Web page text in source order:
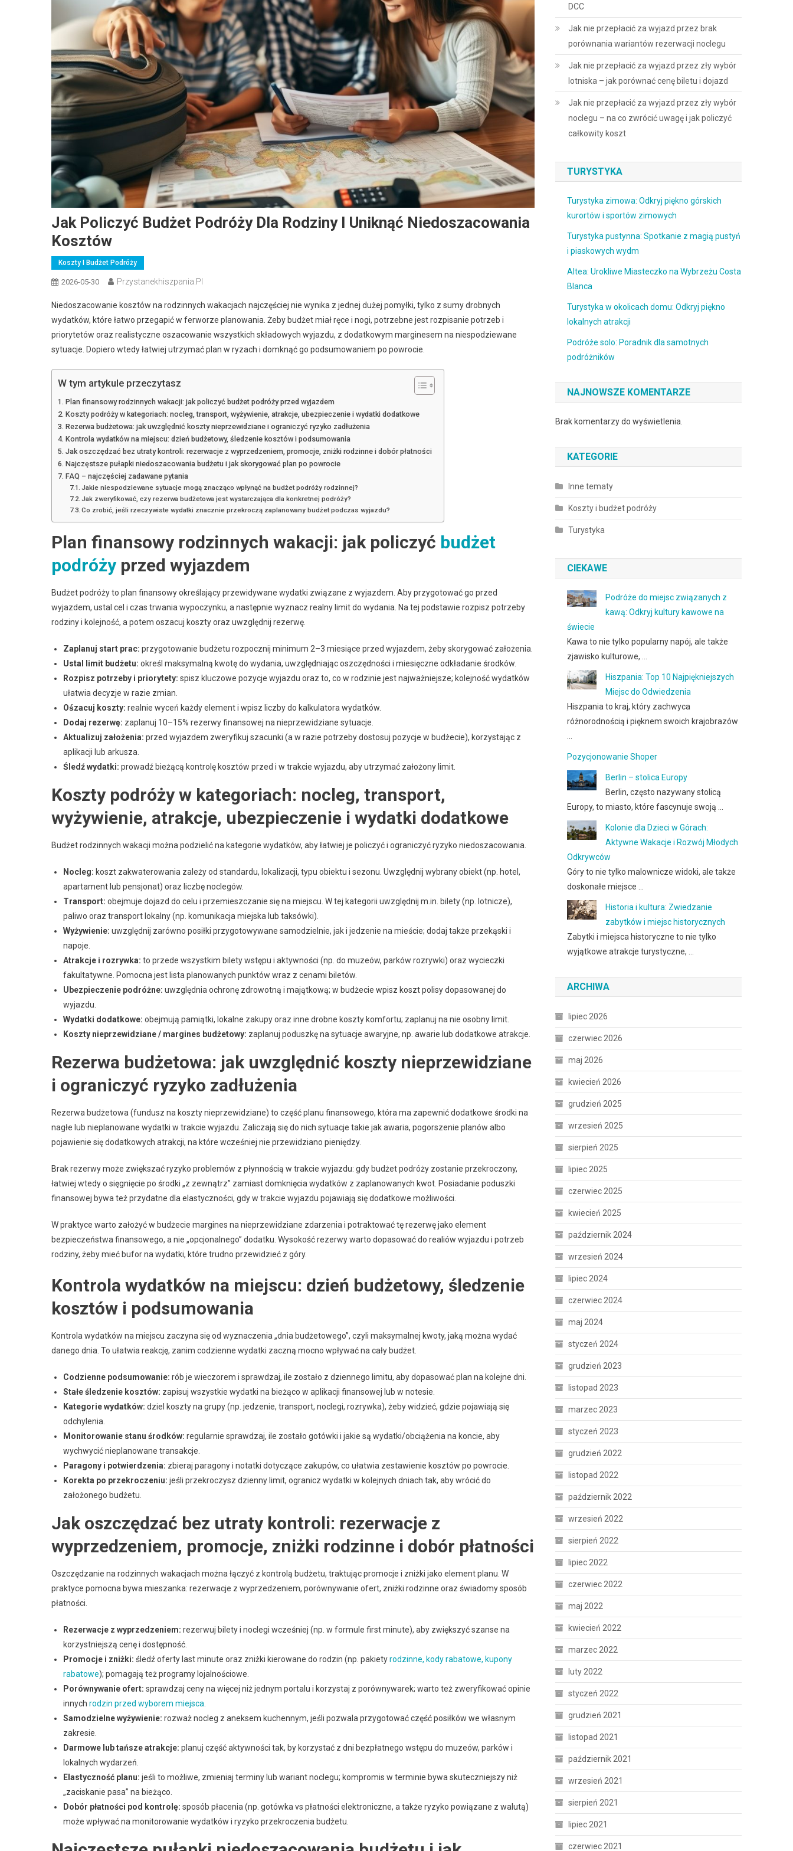
Jak Policzyć Budżet Podróży Dla Rodziny I Uniknąć Niedoszacowania
Kosztów
Koszty I Budżet Podróży
2026-05-30 Przystanekhiszpania.pl
Niedoszacowanie kosztów na rodzinnych wakacjach najczęściej nie wynika z jednej dużej pomyłki, tylko z sumy drobnych
wydatków, które łatwo przegapić w ferworze planowania. Żeby budżet miał ręce i nogi, potrzebne jest rozpisanie potrzeb i
priorytetów oraz realistyczne oszacowanie wszystkich składowych wyjazdu, z dodatkowym marginesem na niespodziewane
sytuacje. Dopiero wtedy łatwiej utrzymać plan w ryzach i domknąć go podsumowaniem po powrocie.
W tym artykule przeczytasz
Plan finansowy rodzinnych wakacji: jak policzyć budżet podróży przed wyjazdem
Koszty podróży w kategoriach: nocleg, transport, wyżywienie, atrakcje, ubezpieczenie i wydatki dodatkowe
Rezerwa budżetowa: jak uwzględnić koszty nieprzewidziane i ograniczyć ryzyko zadłużenia
Kontrola wydatków na miejscu: dzień budżetowy, śledzenie kosztów i podsumowania
Jak oszczędzać bez utraty kontroli: rezerwacje z wyprzedzeniem, promocje, zniżki rodzinne i dobór płatności
Najczęstsze pułapki niedoszacowania budżetu i jak skorygować plan po powrocie
FAQ – najczęściej zadawane pytania
Jakie niespodziewane sytuacje mogą znacząco wpłynąć na budżet podróży rodzinnej?
Jak zweryfikować, czy rezerwa budżetowa jest wystarczająca dla konkretnej podróży?
Co zrobić, jeśli rzeczywiste wydatki znacznie przekroczą zaplanowany budżet podczas wyjazdu?
Plan finansowy rodzinnych wakacji: jak policzyć budżet
podróżyprzed wyjazdem
Budżet podróży to plan finansowy określający przewidywane wydatki związane z wyjazdem. Aby przygotować go przed
wyjazdem, ustal cel i czas trwania wypoczynku, a następnie wyznacz realny limit do wydania. Na tej podstawie rozpisz potrzeby
rodziny i kolejność, a potem oszacuj koszty oraz uwzględnij rezerwę.
Zaplanuj start prac: przygotowanie budżetu rozpocznij minimum 2–3 miesiące przed wyjazdem, żeby skorygować założenia.
Ustal limit budżetu: określ maksymalną kwotę do wydania, uwzględniając oszczędności i miesięczne odkładanie środków.
Rozpisz potrzeby i priorytety: spisz kluczowe pozycje wyjazdu oraz to, co w rodzinie jest najważniejsze; kolejność wydatków
ułatwia decyzje w razie zmian.
Ośzacuj koszty: realnie wyceń każdy element i wpisz liczby do kalkulatora wydatków.
Dodaj rezerwę: zaplanuj 10–15% rezerwy finansowej na nieprzewidziane sytuacje.
Aktualizuj założenia: przed wyjazdem zweryfikuj szacunki (a w razie potrzeby dostosuj pozycje w budżecie), korzystając z
aplikacji lub arkusza.
Śledź wydatki: prowadź bieżącą kontrolę kosztów przed i w trakcie wyjazdu, aby utrzymać założony limit.
Koszty podróży w kategoriach: nocleg, transport,
wyżywienie, atrakcje, ubezpieczenie i wydatki dodatkowe
Budżet rodzinnych wakacji można podzielić na kategorie wydatków, aby łatwiej je policzyć i ograniczyć ryzyko niedoszacowania.
Nocleg: koszt zakwaterowania zależy od standardu, lokalizacji, typu obiektu i sezonu. Uwzględnij wybrany obiekt (np. hotel,
apartament lub pensjonat) oraz liczbę noclegów.
Transport: obejmuje dojazd do celu i przemieszczanie się na miejscu. W tej kategorii uwzględnij m.in. bilety (np. lotnicze),
paliwo oraz transport lokalny (np. komunikacja miejska lub taksówki).
Wyżywienie: uwzględnij zarówno posiłki przygotowywane samodzielnie, jak i jedzenie na mieście; dodaj także przekąski i
napoje.
Atrakcje i rozrywka: to przede wszystkim bilety wstępu i aktywności (np. do muzeów, parków rozrywki) oraz wycieczki
fakultatywne. Pomocna jest lista planowanych punktów wraz z cenami biletów.
Ubezpieczenie podróżne: uwzględnia ochronę zdrowotną i majątkową; w budżecie wpisz koszt polisy dopasowanej do
wyjazdu.
Wydatki dodatkowe: obejmują pamiątki, lokalne zakupy oraz inne drobne koszty komfortu; zaplanuj na nie osobny limit.
Koszty nieprzewidziane / margines budżetowy: zaplanuj poduszkę na sytuacje awaryjne, np. awarie lub dodatkowe atrakcje.
Rezerwa budżetowa: jak uwzględnić koszty nieprzewidziane
i ograniczyć ryzyko zadłużenia
Rezerwa budżetowa (fundusz na koszty nieprzewidziane) to część planu finansowego, która ma zapewnić dodatkowe środki na
nagłe lub nieplanowane wydatki w trakcie wyjazdu. Zaliczają się do nich sytuacje takie jak awaria, pogorszenie planów albo
pojawienie się dodatkowych atrakcji, na które wcześniej nie przewidziano pieniędzy.
Brak rezerwy może zwiększać ryzyko problemów z płynnością w trakcie wyjazdu: gdy budżet podróży zostanie przekroczony,
łatwiej wtedy o sięgnięcie po środki „z zewnątrz” zamiast domknięcia wydatków z zaplanowanych kwot. Posiadanie poduszki
finansowej bywa też przydatne dla elastyczności, gdy w trakcie wyjazdu pojawiają się dodatkowe możliwości.
W praktyce warto założyć w budżecie margines na nieprzewidziane zdarzenia i potraktować tę rezerwę jako element
bezpieczeństwa finansowego, a nie „opcjonalnego” dodatku. Wysokość rezerwy warto dopasować do realiów wyjazdu i potrzeb
rodziny, żeby mieć bufor na wydatki, które trudno przewidzieć z góry.
Kontrola wydatków na miejscu: dzień budżetowy, śledzenie
kosztów i podsumowania
Kontrola wydatków na miejscu zaczyna się od wyznaczenia „dnia budżetowego”, czyli maksymalnej kwoty, jaką można wydać
danego dnia. To ułatwia reakcję, zanim codzienne wydatki zaczną mocno wpływać na cały budżet.
Codzienne podsumowanie: rób je wieczorem i sprawdzaj, ile zostało z dziennego limitu, aby dopasować plan na kolejne dni.
Stałe śledzenie kosztów: zapisuj wszystkie wydatki na bieżąco w aplikacji finansowej lub w notesie.
Kategorie wydatków: dziel koszty na grupy (np. jedzenie, transport, noclegi, rozrywka), żeby widzieć, gdzie pojawiają się
odchylenia.
Monitorowanie stanu środków: regularnie sprawdzaj, ile zostało gotówki i jakie są wydatki/obciążenia na koncie, aby
wychwycić nieplanowane transakcje.
Paragony i potwierdzenia: zbieraj paragony i notatki dotyczące zakupów, co ułatwia zestawienie kosztów po powrocie.
Korekta po przekroczeniu: jeśli przekroczysz dzienny limit, ogranicz wydatki w kolejnych dniach tak, aby wrócić do
założonego budżetu.
Jak oszczędzać bez utraty kontroli: rezerwacje z
wyprzedzeniem, promocje, zniżki rodzinne i dobór płatności
Oszczędzanie na rodzinnych wakacjach można łączyć z kontrolą budżetu, traktując promocje i zniżki jako element planu. W
praktyce pomocna bywa mieszanka: rezerwacje z wyprzedzeniem, porównywanie ofert, zniżki rodzinne oraz świadomy sposób
płatności.
Rezerwacje z wyprzedzeniem: rezerwuj bilety i noclegi wcześniej (np. w formule first minute), aby zwiększyć szanse na
korzystniejszą cenę i dostępność.
Promocje i zniżki: śledź oferty last minute oraz zniżki kierowane do rodzin (np. pakietyrodzinne, kody rabatowe, kupony
rabatowe); pomagają też programy lojalnościowe.
Porównywanie ofert: sprawdzaj ceny na więcej niż jednym portalu i korzystaj z porównywarek; warto też zweryfikować opinie
innych rodzin przed wyborem miejsca.
Samodzielne wyżywienie: rozważ nocleg z aneksem kuchennym, jeśli pozwala przygotować część posiłków we własnym
zakresie.
Darmowe lub tańsze atrakcje: planuj część aktywności tak, by korzystać z dni bezpłatnego wstępu do muzeów, parków i
lokalnych wydarzeń.
Elastyczność planu: jeśli to możliwe, zmieniaj terminy lub wariant noclegu; kompromis w terminie bywa skuteczniejszy niż
„zaciskanie pasa” na bieżąco.
Dobór płatności pod kontrolę: sposób płacenia (np. gotówka vs płatności elektroniczne, a także ryzyko powiązane z walutą)
może wpływać na monitorowanie wydatków i ryzyko przekroczenia budżetu.
DCC
Jak nie przepłacić za wyjazd przez brak
porównania wariantów rezerwacji noclegu
Jak nie przepłacić za wyjazd przez zły wybór
lotniska – jak porównać cenę biletu i dojazd
Jak nie przepłacić za wyjazd przez zły wybór
noclegu – na co zwrócić uwagę i jak policzyć
całkowity koszt
TURYSTYKA
Turystyka zimowa: Odkryj piękno górskich
kurortów i sportów zimowych
Turystyka pustynna: Spotkanie z magią pustyń
i piaskowych wydm
Altea: Urokliwe Miasteczko na Wybrzeżu Costa
Blanca
Turystyka w okolicach domu: Odkryj piękno
lokalnych atrakcji
Podróże solo: Poradnik dla samotnych
podróżników
NAJNOWSZE KOMENTARZE
Brak komentarzy do wyświetlenia.
KATEGORIE
Inne tematy
Koszty i budżet podróży
Turystyka
CIEKAWE
Podróże do miejsc związanych z
kawą: Odkryj kultury kawowe na
świecie
Kawa to nie tylko popularny napój, ale także
zjawisko kulturowe, …
Hiszpania: Top 10 Najpiękniejszych
Miejsc do Odwiedzenia
Hiszpania to kraj, który zachwyca
różnorodnością i pięknem swoich krajobrazów
Pozycjonowanie Shoper
Berlin – stolica Europy
Berlin, często nazywany stolicą
Europy, to miasto, które fascynuje swoją …
Kolonie dla Dzieci w Górach:
Aktywne Wakacje i Rozwój Młodych
Odkrywców
Góry to nie tylko malownicze widoki, ale także
doskonałe miejsce …
Historia i kultura: Zwiedzanie
zabytków i miejsc historycznych
Zabytki i miejsca historyczne to nie tylko
wyjątkowe atrakcje turystyczne, …
ARCHIWA
lipiec 2026
czerwiec 2026
maj 2026
kwiecień 2026
grudzień 2025
wrzesień 2025
sierpień 2025
lipiec 2025
czerwiec 2025
kwiecień 2025
październik 2024
wrzesień 2024
lipiec 2024
czerwiec 2024
maj 2024
styczeń 2024
grudzień 2023
listopad 2023
marzec 2023
styczeń 2023
grudzień 2022
listopad 2022
październik 2022
wrzesień 2022
sierpień 2022
lipiec 2022
czerwiec 2022
maj 2022
kwiecień 2022
marzec 2022
luty 2022
styczeń 2022
grudzień 2021
listopad 2021
październik 2021
wrzesień 2021
sierpień 2021
lipiec 2021
czerwiec 2021